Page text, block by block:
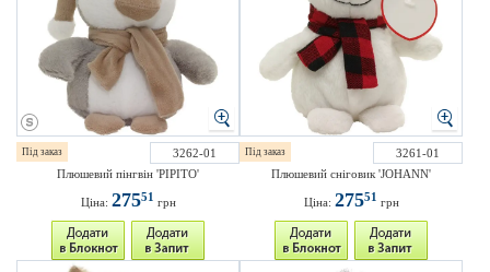
Під заказ
3262-01
Плюшевий пінгвін 'PIPITO'
Ціна: 27551 грн
Під заказ
3261-01
Плюшевий сніговик 'JOHANN'
Ціна: 27551 грн